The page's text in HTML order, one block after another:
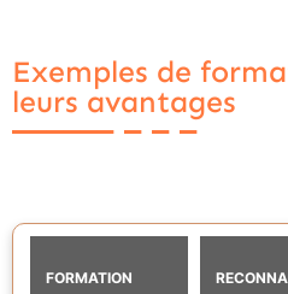
Exemples de
leurs avantages
FORMATION